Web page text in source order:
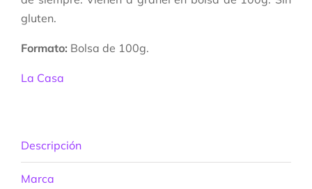
gluten.
Formato: Bolsa de 100g.
La Casa
Descripción
Marca